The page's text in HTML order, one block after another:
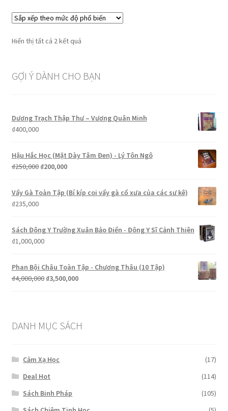
Hiển thị tất cả 2 kết quảĐã
theo
biến
GỢI Ý DÀNH CHO BẠN
Dương Trạch Thập Thư – Vương Quân Minh
₫400,000
Hậu Hắc Học (Mặt Dày Tâm Đen) - Lý Tôn Ngô
₫250,000 Giá
là:
₫250,000.
₫200,000Giá
tại
là:
Vẩy Gà Toàn Tập (Bí kíp coi vẩy gà cổ xưa của các sư kê)
₫235,000
Sách Đông Y Trường Xuân Bảo Điển - Đông Y Sĩ Cảnh Thiên
₫1,000,000
Phan Bội Châu Toàn Tập - Chương Thâu (10 Tập)
₫4,000,000 Giá
₫3,500,000Giá
₫3,500,000.
DANH MỤC SÁCH
Cảm Xạ Học
(17)
Deal Hot
(114)
Sách Binh Pháp
(105)